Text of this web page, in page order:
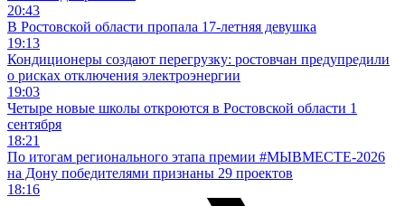
20:43
В Ростовской области пропала 17-летняя девушка
19:13
Кондиционеры создают перегрузку: ростовчан предупредили
о рисках отключения электроэнергии
19:03
Четыре новые школы откроются в Ростовской области 1
сентября
18:21
По итогам регионального этапа премии #МЫВМЕСТЕ-2026
на Дону победителями признаны 29 проектов
18:16